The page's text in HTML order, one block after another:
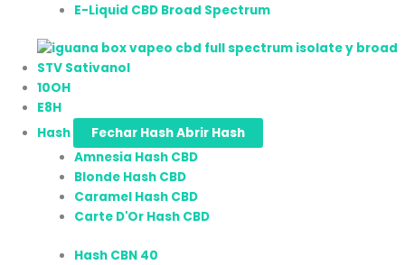
E-Liquid CBD Broad Spectrum
STV Sativanol
10OH
E8H
Hash
Fechar HashAbrir Hash
Amnesia Hash CBD
Blonde Hash CBD
Caramel Hash CBD
Carte D'Or Hash CBD
Hash CBN 40